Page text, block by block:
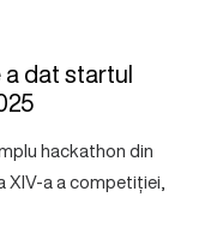
dat startul
hackathon din
XIV-a a competiției,